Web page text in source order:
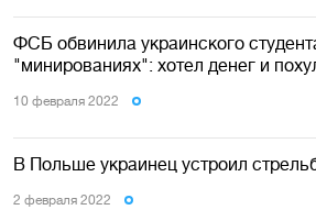
ФСБ обвинила украинского
"минированиях": хотел денег и
10 февраля 2022
В Польше украинец устроил
2 февраля 2022